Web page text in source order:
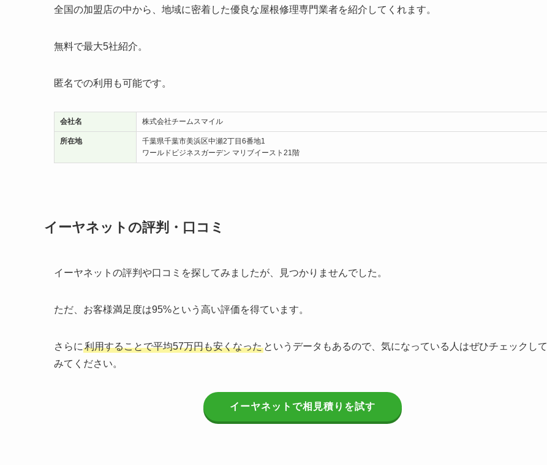
全国の加盟店の中から、地域に密着した優良な屋根修理専門業者を紹介してくれます。
無料で最大5社紹介。
匿名での利用も可能です。
会社名 株式会社チームスマイル
所在地
千葉県千葉市美浜区中瀬2丁目6番地1
ワールドビジネスガーデン マリブイースト21階
イーヤネットの評判・口コミ
イーヤネットの評判や口コミを探してみましたが、見つかりませんでした。
ただ、お客様満足度は95%という高い評価を得ています。
さらに 利用することで平均57万円も安くなった というデータもあるので、気になっている人はぜひチェックして
みてください。
イーヤネットで相見積りを試す